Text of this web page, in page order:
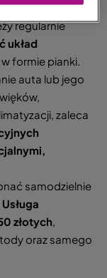
szyby,
regularnie
układ
w formie pianki.
auta lub jego
zaleca
samodzielnie
Usługa
złotych,
oraz samego